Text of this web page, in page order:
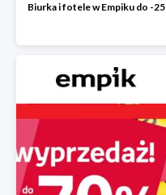
Biurka i fotele w Empiku do -25